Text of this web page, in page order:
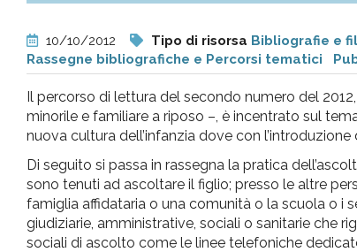
analisi
pr
l'infanzia
e
l'adolescenza
10/10/2012 Tipo di risorsa Bibliografie e
Rassegne bibliografiche e Percorsi tematici
Il percorso di lettura del secondo numero del
minorile e familiare a riposo –, è incentrato sul
nuova cultura dell’infanzia dove con
Di seguito si passa in rassegna la pratica
sono tenuti ad ascoltare il figlio; presso le altre
famiglia affidataria o una comunità o la scuola o i
giudiziarie, amministrative, sociali o sanitarie che
sociali di ascolto come le linee telefoniche